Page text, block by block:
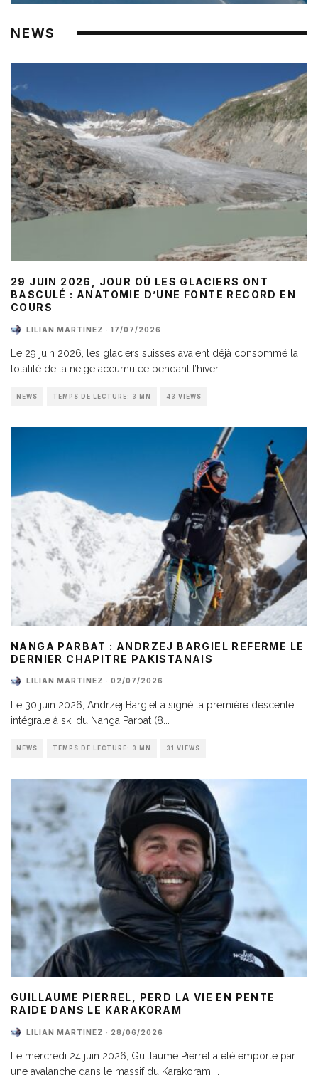
NEWS
29 JUIN 2026, JOUR OÙ LES GLACIERS ONT
BASCULÉ : ANATOMIE D’UNE FONTE RECORD EN
COURS
LILIAN MARTINEZ · 17/07/2026
Le 29 juin 2026, les glaciers suisses avaient déjà consommé la
totalité de la neige accumulée pendant l’hiver,
NEWS TEMPS DE LECTURE: 3 MN 43 VIEWS
NANGA PARBAT : ANDRZEJ BARGIEL REFERME LE
DERNIER CHAPITRE PAKISTANAIS
LILIAN MARTINEZ · 02/07/2026
Le 30 juin 2026, Andrzej Bargiel a signé la première descente
intégrale à ski du Nanga Parbat (8
NEWS TEMPS DE LECTURE: 3 MN 31 VIEWS
GUILLAUME PIERREL, PERD LA VIE EN PENTE
RAIDE DANS LE KARAKORAM
LILIAN MARTINEZ · 28/06/2026
Le mercredi 24 juin 2026, Guillaume Pierrel a été emporté par
une avalanche dans le massif du Karakoram,...